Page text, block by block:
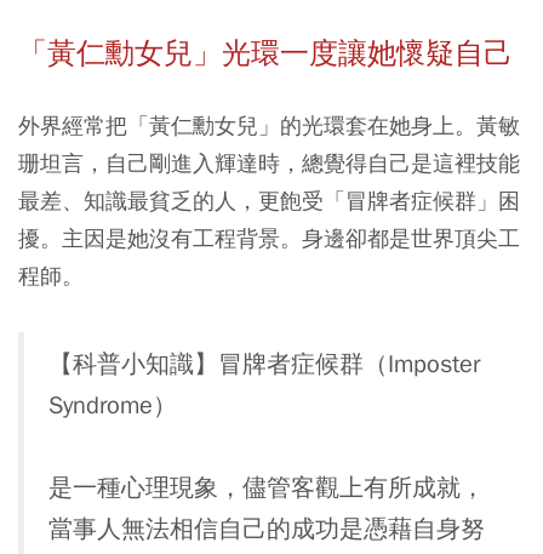
「黃仁勳女兒」光環一度讓她懷疑自己
外界經常把「黃仁勳女兒」的光環套在她身上。黃敏
珊坦言，自己剛進入輝達時，總覺得自己是這裡技能
最差、知識最貧乏的人，更飽受「冒牌者症候群」困
擾。主因是她沒有工程背景。身邊卻都是世界頂尖工
程師。
【科普小知識】冒牌者症候群（Imposter
Syndrome）
是一種心理現象，儘管客觀上有所成就，
當事人無法相信自己的成功是憑藉自身努